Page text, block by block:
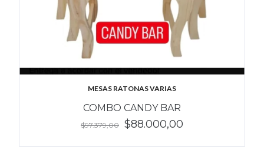
MESAS RATONAS VARIAS
COMBO CANDY BAR
$97.379,00 $88.000,00